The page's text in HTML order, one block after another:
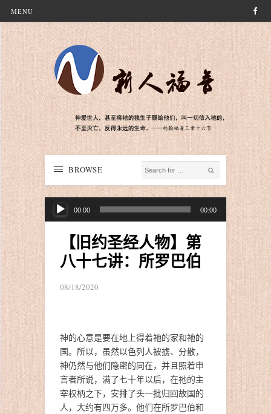
MENU
BROWSE
00:00 00:00
【旧约圣经人物】第
八十七讲：所罗巴伯
08/18/2020
神的心意是要在地上得着祂的家和祂的
国。所以，虽然以色列人被掳、分散，
神仍然与他们隐密的同在，并且照着申
言者所说，满了七十年以后，在祂的主
宰权柄之下，安排了头一批归回故国的
人，大约有四万多。他们在所罗巴伯和